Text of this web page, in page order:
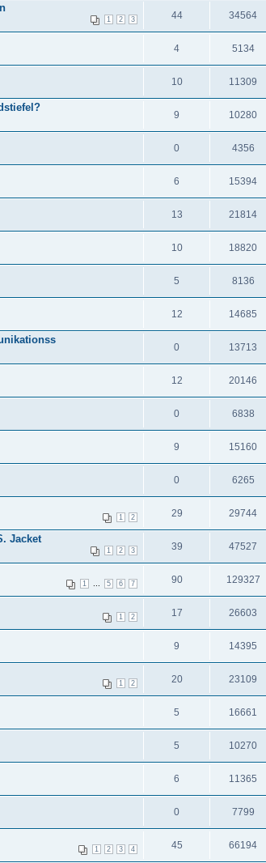
1 2 3 44 34564
4 5134
10 11309
9 10280
0 4356
6 15394
13 21814
10 18820
5 8136
12 14685
0 13713
12 20146
0 6838
9 15160
0 6265
1 2 29 29744
Jacket
1 2 3 39 47527
1 5 6 7 90 129327
1 2 17 26603
9 14395
1 2 20 23109
5 16661
5 10270
6 11365
0 7799
1 2 3 4 45 66194